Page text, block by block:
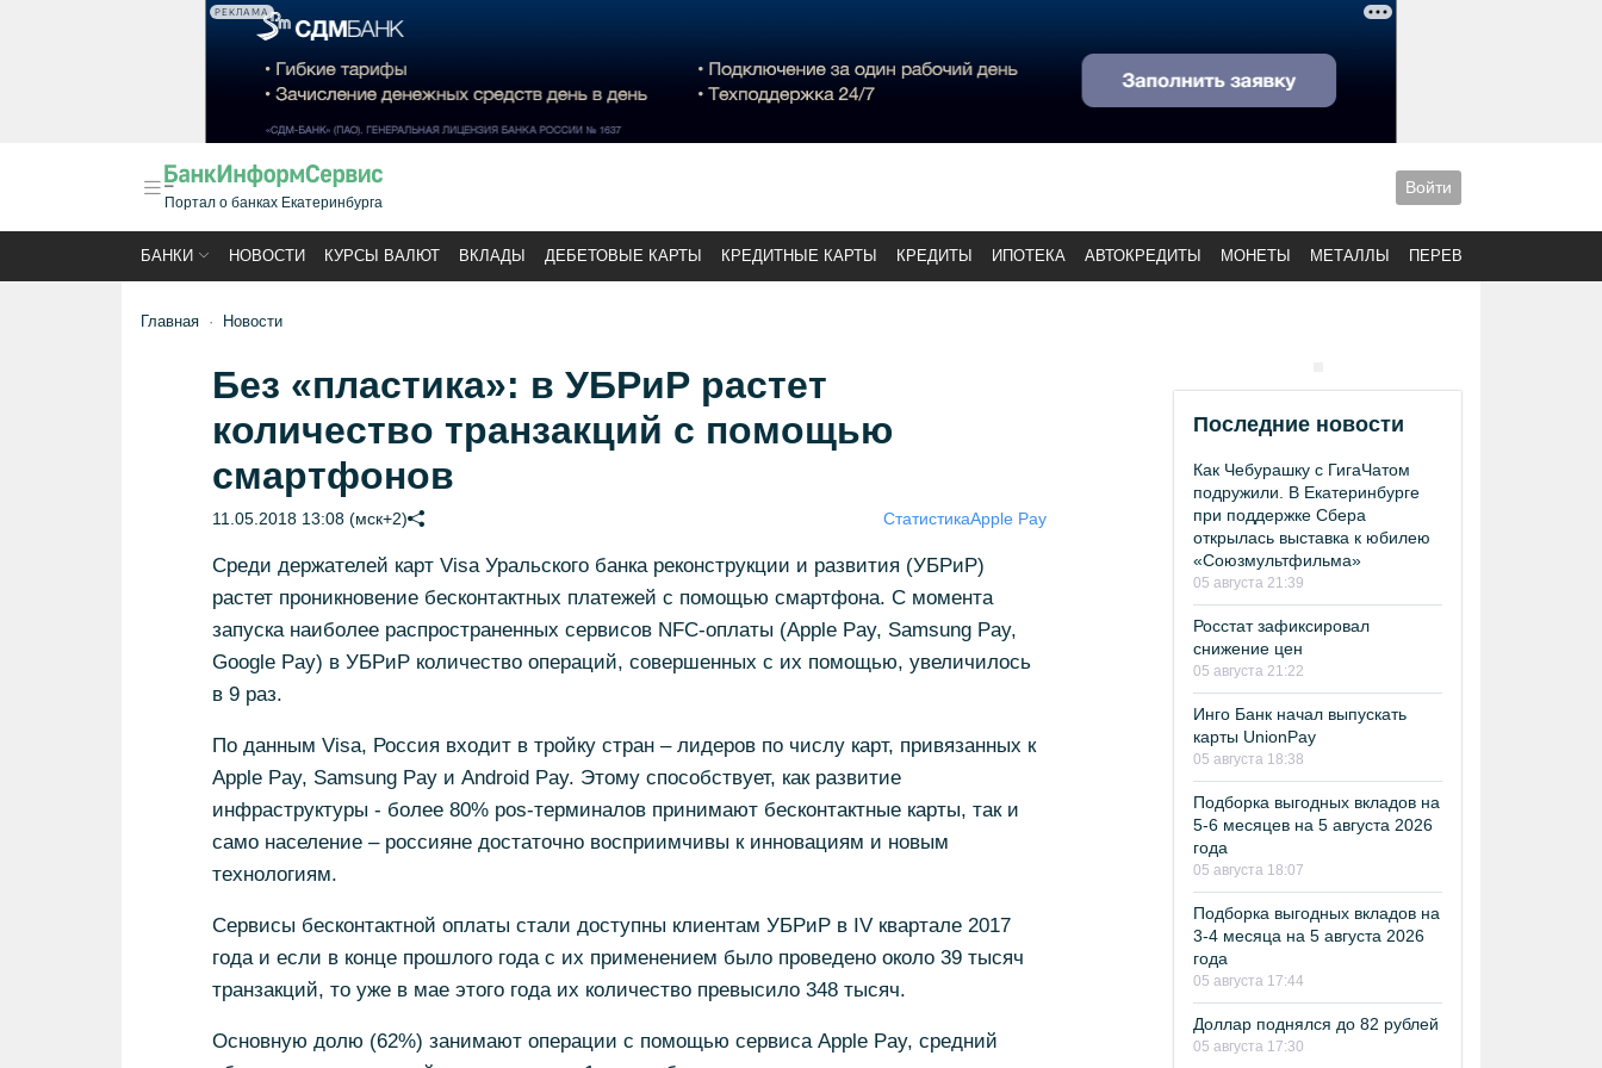
РЕКЛАМА
Портал о банках Екатеринбурга
Войти
БАНКИ НОВОСТИ КУРСЫ ВАЛЮТ ВКЛАДЫ ДЕБЕТОВЫЕ КАРТЫ КРЕДИТНЫЕ КАРТЫ КРЕДИТЫ ИПОТЕКА АВТОКРЕДИТЫ МОНЕТЫ МЕТАЛЛЫ ПЕРЕВОДЫ
Главная Новости
Без «пластика»: в УБРиР растет
количество транзакций с помощью
смартфонов
11.05.2018 13:08 (мск+2) СтатистикаApple Pay
Среди держателей карт Visa Уральского банка реконструкции и развития (УБРиР)
растет проникновение бесконтактных платежей с помощью смартфона. С момента
запуска наиболее распространенных сервисов NFC-оплаты (Apple Pay, Samsung Pay,
Google Pay) в УБРиР количество операций, совершенных с их помощью, увеличилось
в 9 раз.
По данным Visa, Россия входит в тройку стран – лидеров по числу карт, привязанных к
Apple Pay, Samsung Pay и Android Pay. Этому способствует, как развитие
инфраструктуры - более 80% pos-терминалов принимают бесконтактные карты, так и
само население – россияне достаточно восприимчивы к инновациям и новым
технологиям.
Сервисы бесконтактной оплаты стали доступны клиентам УБРиР в IV квартале 2017
года и если в конце прошлого года с их применением было проведено около 39 тысяч
транзакций, то уже в мае этого года их количество превысило 348 тысяч.
Основную долю (62%) занимают операции с помощью сервиса Apple Pay, средний
Последние новости
Как Чебурашку с ГигаЧатом
подружили. В Екатеринбурге
при поддержке Сбера
открылась выставка к юбилею
«Союзмультфильма»
05 августа 21:39
Росстат зафиксировал
снижение цен
05 августа 21:22
Инго Банк начал выпускать
карты UnionPay
05 августа 18:38
Подборка выгодных вкладов на
5-6 месяцев на 5 августа 2026
года
05 августа 18:07
Подборка выгодных вкладов на
3-4 месяца на 5 августа 2026
года
05 августа 17:44
Доллар поднялся до 82 рублей
05 августа 17:30